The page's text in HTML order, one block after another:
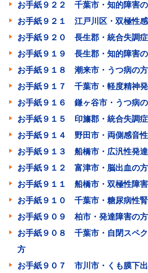
お手紙９２２ 千葉市・知的障害
お手紙９２１ 江戸川区・双極性
お手紙９２０ 長生郡・統合失調
お手紙９１９ 長生郡・知的障害
お手紙９１８ 潮来市・うつ病の方
お手紙９１７ 千葉市・軽度精神
お手紙９１６ 鎌ヶ谷市・うつ病
お手紙９１５ 印旛郡・統合失調
お手紙９１４ 野田市・両側感音
お手紙９１３ 船橋市・広汎性発
お手紙９１２ 富津市・脳出血の方
お手紙９１１ 船橋市・双極性障
お手紙９１０ 千葉市・糖尿病性
お手紙９０９ 柏市・発達障害の方
お手紙９０８ 千葉市・自閉スペ
方
お手紙９０７ 市川市・くも膜下